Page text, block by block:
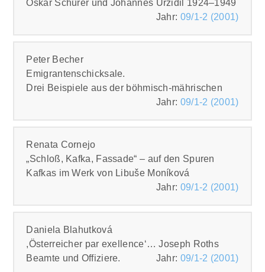
Oskar Schürer und Johannes Urzidil 1924–1949
Jahr: 09/1-2 (2001)
PDF
Peter Becher
Emigrantenschicksale.
Drei Beispiele aus der böhmisch-mährischen
Jahr: 09/1-2 (2001)
PDF
Renata Cornejo
„Schloß, Kafka, Fassade“ – auf den Spuren
Kafkas im Werk von Libuše Moníková
Jahr: 09/1-2 (2001)
PDF
Daniela Blahutková
,Österreicher par exellence‘… Joseph Roths
Beamte und Offiziere.
Jahr: 09/1-2 (2001)